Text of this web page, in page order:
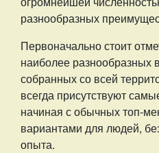
разнообразных
Первоначально стоит
наиболее разнообразных
собранных со всей
всегда присутствуют
начиная с обычных топ-
вариантами для людей,
опыта.